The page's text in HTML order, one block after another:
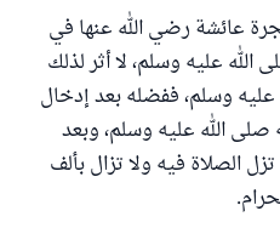
عائشة رضي الله عنها في
عليه وسلم، لا أثر لذلك
وسلم، ففضله بعد إدخال
الله عليه وسلم، وبعد
الصلاة فيه ولا تزال بألف